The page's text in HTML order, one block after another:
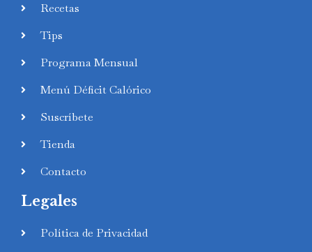
Recetas
Tips
Programa Mensual
Menú Déficit Calórico
Suscríbete
Tienda
Contacto
Legales
Política de Privacidad
Swedish